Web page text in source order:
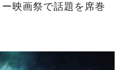
映画祭で話題を席巻